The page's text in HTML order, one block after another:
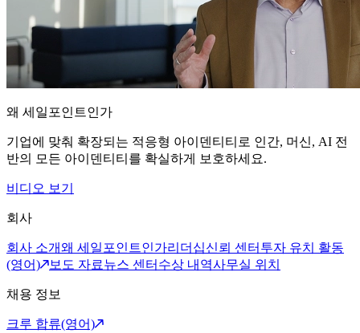
왜 세일포인트인가
기업에 맞춰 확장되는 적응형 아이덴티티로 인간, 머신, AI 전
반의 모든 아이덴티티를 확실하게 보호하세요.
비디오 보기
회사
회사 소개왜 세일포인트인가리더십신뢰 센터 투자 유치 활동
(영어)
보도 자료뉴스 센터 수상 내역사무실 위치
채용 정보
크루 합류(영어)